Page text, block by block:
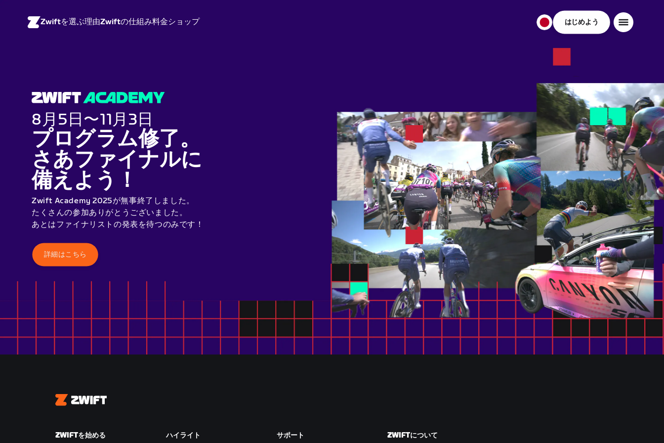
Zwiftを選ぶ理由Zwiftの仕組み料金ショップ
日
はじめよう
8月5日〜11月3日
プログラム修了。
さあファイナルに
備えよう！
Zwift Academy 2025が無事終了しました。
たくさんの参加ありがとうございました。
あとはファイナリストの発表を待つのみです！
詳細はこちら
Zwift
ZWIFTを始める ハイライト サポート ZWIFTについて